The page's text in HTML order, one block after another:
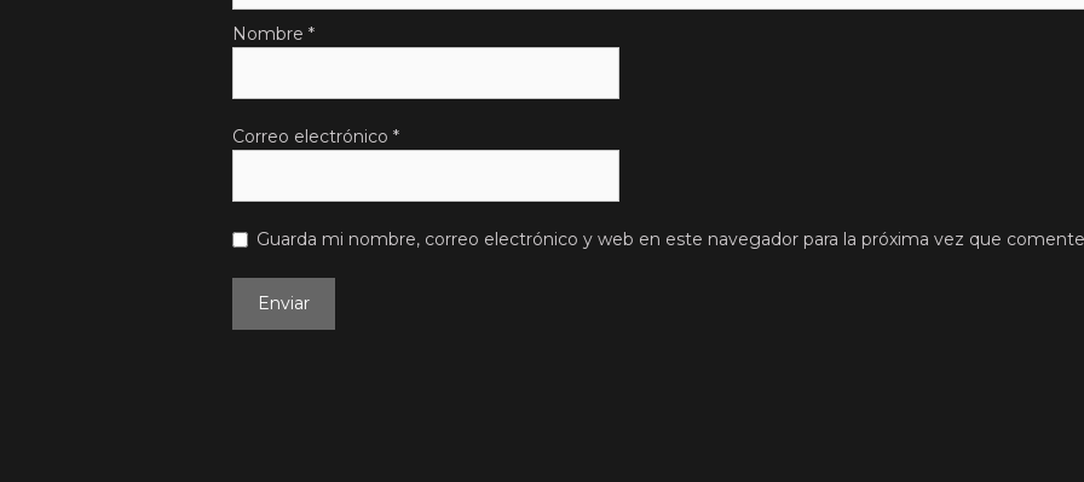
Nombre *
Correo electrónico *
Guarda mi nombre, correo electrónico y web en este navegador para la próxima vez que